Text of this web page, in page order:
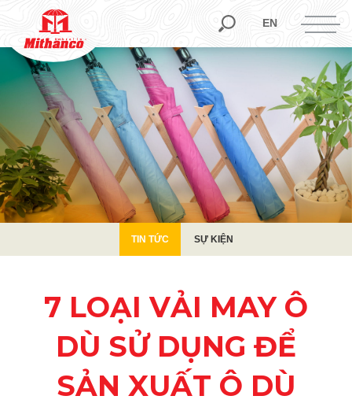
EN
SỰ KIỆN
TIN TỨC SỰ KIỆN
7 LOẠI VẢI MAY Ô
DÙ SỬ DỤNG ĐỂ
SẢN XUẤT Ô DÙ